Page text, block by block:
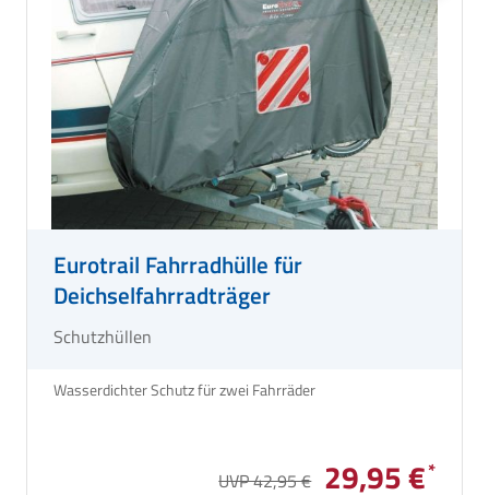
Eurotrail Fahrradhülle für
Deichselfahrradträger
Schutzhüllen
UVP 42,95 € 29,95 €